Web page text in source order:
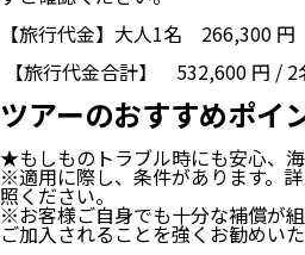
【旅行代金】大人1名 266,300 円
【旅行代金合計】 532,600 円 / 2
ツアーのおすすめポイ
★もしものトラブル時にも安心、
※適用に際し、条件があります。
照ください。
※お客様ご自身でも十分な補償が
ご加入されることを強くお勧めいた